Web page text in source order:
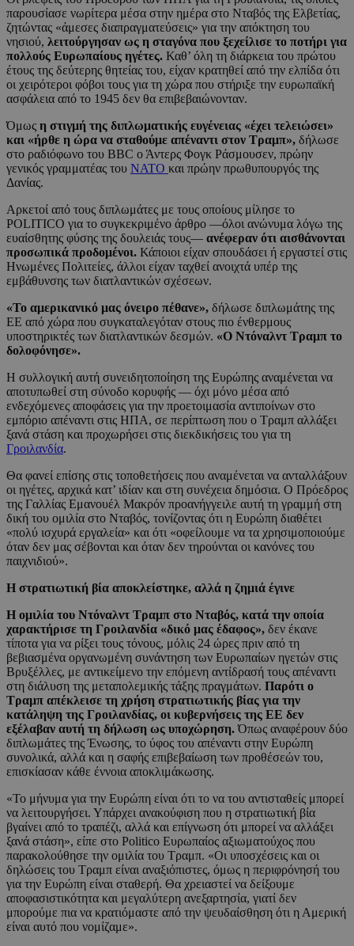
παρουσίασε νωρίτερα μέσα στην ημέρα στο Νταβός της Ελβετίας,
ζητώντας «άμεσες διαπραγματεύσεις» για την απόκτηση του
νησιού, λειτούργησαν ως η σταγόνα που ξεχείλισε το ποτήρι για
πολλούς Ευρωπαίους ηγέτες. Καθ’ όλη τη διάρκεια του πρώτου
έτους της δεύτερης θητείας του, είχαν κρατηθεί από την ελπίδα ότι
οι χειρότεροι φόβοι τους για τη χώρα που στήριξε την ευρωπαϊκή
ασφάλεια από το 1945 δεν θα επιβεβαιώνονταν.
Όμως η στιγμή της διπλωματικής ευγένειας «έχει τελειώσει»
και «ήρθε η ώρα να σταθούμε απέναντι στον Τραμπ», δήλωσε
στο ραδιόφωνο του BBC ο Άντερς Φογκ Ράσμουσεν, πρώην
γενικός γραμματέας του ΝΑΤΟ και πρώην πρωθυπουργός της
Δανίας.
Αρκετοί από τους διπλωμάτες με τους οποίους μίλησε το
POLITICO για το συγκεκριμένο άρθρο —όλοι ανώνυμα λόγω της
ευαίσθητης φύσης της δουλειάς τους— ανέφεραν ότι αισθάνονται
προσωπικά προδομένοι. Κάποιοι είχαν σπουδάσει ή εργαστεί στις
Ηνωμένες Πολιτείες, άλλοι είχαν ταχθεί ανοιχτά υπέρ της
εμβάθυνσης των διατλαντικών σχέσεων.
«Το αμερικανικό μας όνειρο πέθανε», δήλωσε διπλωμάτης της
ΕΕ από χώρα που συγκαταλεγόταν στους πιο ένθερμους
υποστηρικτές των διατλαντικών δεσμών. «Ο Ντόναλντ Τραμπ το
δολοφόνησε».
Η συλλογική αυτή συνειδητοποίηση της Ευρώπης αναμένεται να
αποτυπωθεί στη σύνοδο κορυφής — όχι μόνο μέσα από
ενδεχόμενες αποφάσεις για την προετοιμασία αντιποίνων στο
εμπόριο απέναντι στις ΗΠΑ, σε περίπτωση που ο Τραμπ αλλάξει
ξανά στάση και προχωρήσει στις διεκδικήσεις του για τη
Γροιλανδία.
Θα φανεί επίσης στις τοποθετήσεις που αναμένεται να ανταλλάξουν
οι ηγέτες, αρχικά κατ’ ιδίαν και στη συνέχεια δημόσια. Ο Πρόεδρος
της Γαλλίας Εμανουέλ Μακρόν προανήγγειλε αυτή τη γραμμή στη
δική του ομιλία στο Νταβός, τονίζοντας ότι η Ευρώπη διαθέτει
«πολύ ισχυρά εργαλεία» και ότι «οφείλουμε να τα χρησιμοποιούμε
όταν δεν μας σέβονται και όταν δεν τηρούνται οι κανόνες του
παιχνιδιού».
H στρατιωτική βία αποκλείστηκε, αλλά η ζημιά έγινε
Η ομιλία του Ντόναλντ Τραμπ στο Νταβός, κατά την οποία
χαρακτήρισε τη Γροιλανδία «δικό μας έδαφος», δεν έκανε
τίποτα για να ρίξει τους τόνους, μόλις 24 ώρες πριν από τη
βεβιασμένα οργανωμένη συνάντηση των Ευρωπαίων ηγετών στις
Βρυξέλλες, με αντικείμενο την επόμενη αντίδρασή τους απέναντι
στη διάλυση της μεταπολεμικής τάξης πραγμάτων. Παρότι ο
Τραμπ απέκλεισε τη χρήση στρατιωτικής βίας για την
κατάληψη της Γροιλανδίας, οι κυβερνήσεις της ΕΕ δεν
εξέλαβαν αυτή τη δήλωση ως υποχώρηση.Όπως αναφέρουν δύο
διπλωμάτες της Ένωσης, το ύφος του απέναντι στην Ευρώπη
συνολικά, αλλά και η σαφής επιβεβαίωση των προθέσεών του,
επισκίασαν κάθε έννοια αποκλιμάκωσης.
«Το μήνυμα για την Ευρώπη είναι ότι το να του αντισταθείς μπορεί
να λειτουργήσει. Υπάρχει ανακούφιση που η στρατιωτική βία
βγαίνει από το τραπέζι, αλλά και επίγνωση ότι μπορεί να αλλάξει
ξανά στάση», είπε στο Politico Ευρωπαίος αξιωματούχος που
παρακολούθησε την ομιλία του Τραμπ. «Οι υποσχέσεις και οι
δηλώσεις του Τραμπ είναι αναξιόπιστες, όμως η περιφρόνησή του
για την Ευρώπη είναι σταθερή. Θα χρειαστεί να δείξουμε
αποφασιστικότητα και μεγαλύτερη ανεξαρτησία, γιατί δεν
μπορούμε πια να κρατιόμαστε από την ψευδαίσθηση ότι η Αμερική
είναι αυτό που νομίζαμε».